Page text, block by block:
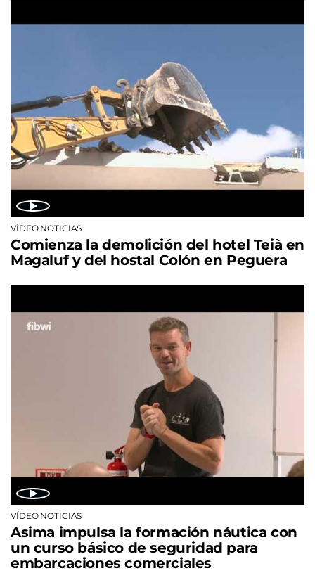
VÍDEO NOTICIAS
Comienza la demolición del hotel Teià en
Magaluf y del hostal Colón en Peguera
VÍDEO NOTICIAS
Asima impulsa la formación náutica con
un curso básico de seguridad para
embarcaciones comerciales